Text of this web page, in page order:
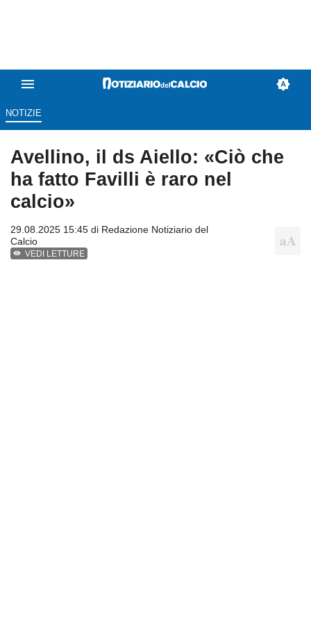
NOTIZIE
Avellino, il ds Aiello: «Ciò che
ha fatto Favilli è raro nel
calcio»
29.08.2025 15:45 di Redazione Notiziario del
Calcio
VEDI LETTURE